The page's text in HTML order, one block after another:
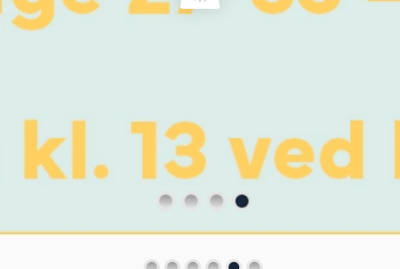
Von Oberbergs